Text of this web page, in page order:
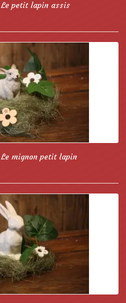
Le petit lapin assis
mignon petit lapin